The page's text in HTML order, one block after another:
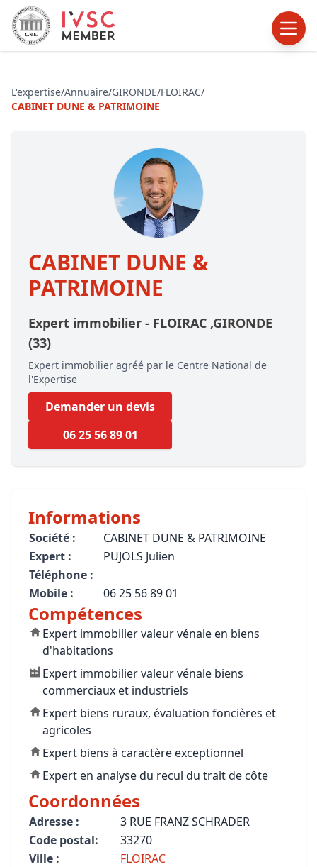
L'expertise/Annuaire/GIRONDE/FLOIRAC/
CABINET DUNE & PATRIMOINE
CABINET DUNE &
PATRIMOINE
Expert immobilier - FLOIRAC ,GIRONDE
(33)
Expert immobilier agréé par le Centre National de
l'Expertise
Demander un devis
06 25 56 89 01
Informations
Société :
CABINET DUNE & PATRIMOINE
Expert :
PUJOLS Julien
Téléphone :
Mobile :
06 25 56 89 01
Compétences
Expert immobilier valeur vénale en biens
d'habitations
Expert immobilier valeur vénale biens
commerciaux et industriels
Expert biens ruraux, évaluation foncières et
agricoles
Expert biens à caractère exceptionnel
Expert en analyse du recul du trait de côte
Coordonnées
Adresse :
3 RUE FRANZ SCHRADER
Code postal:
33270
Ville :
FLOIRAC